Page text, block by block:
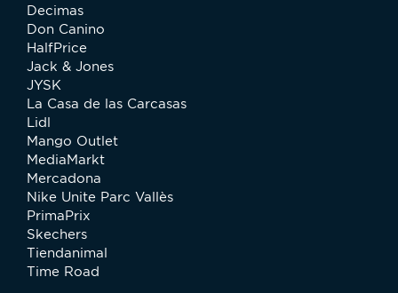
Decimas
Don Canino
HalfPrice
Jack & Jones
JYSK
La Casa de las Carcasas
Lidl
Mango Outlet
MediaMarkt
Mercadona
Nike Unite Parc Vallès
PrimaPrix
Skechers
Tiendanimal
Time Road